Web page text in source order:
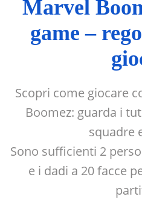
Marvel
game –
Scopri come giocare
Boomez: guarda i
squadre
Sono sufficienti 2
e i dadi a 20 facce